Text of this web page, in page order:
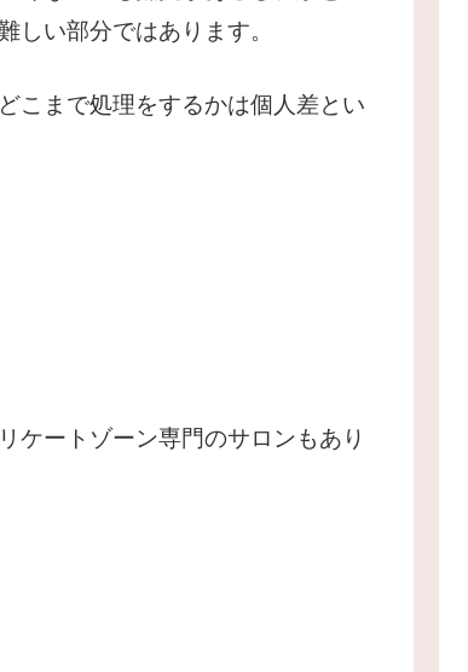
しい部分ではあります。
こまで処理をするかは個人差とい
ケートゾーン専門のサロンもあり